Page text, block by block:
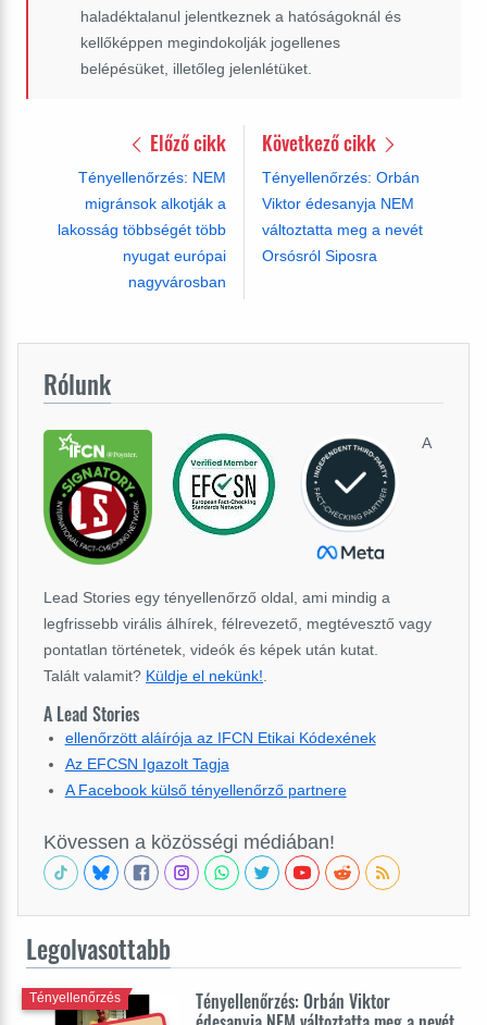
haladéktalanul jelentkeznek a hatóságoknál és
kellőképpen megindokolják jogellenes
belépésüket, illetőleg jelenlétüket.
Előző cikk
Tényellenőrzés: NEM
migránsok alkotják a
lakosság többségét több
nyugat európai
nagyvárosban
Következő cikk
Tényellenőrzés: Orbán
Viktor édesanyja NEM
változtatta meg a nevét
Orsósról Siposra
Rólunk
A
Lead Stories egy tényellenőrző oldal, ami mindig a
legfrissebb virális álhírek, félrevezető, megtévesztő vagy
pontatlan történetek, videók és képek után kutat.
Talált valamit? Küldje el nekünk!
A Lead Stories
ellenőrzött aláírója az IFCN Etikai Kódexének
Az EFCSN Igazolt Tagja
A Facebook külső tényellenőrző partnere
Kövessen a közösségi médiában!
Legolvasottabb
Tényellenőrzés: Orbán Viktor
Tényellenőrzés